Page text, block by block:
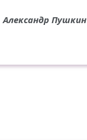
Александр Пушкин